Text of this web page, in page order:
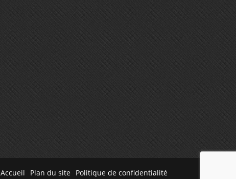
Accueil Plan du site Politique de confidentialité